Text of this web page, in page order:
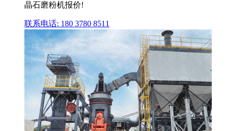
晶石磨粉机报价!
联系电话: 180 3780 8511